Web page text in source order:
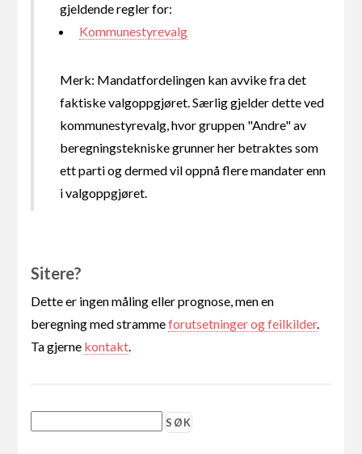
gjeldende regler for:
Kommunestyrevalg
Merk: Mandatfordelingen kan avvike fra det
faktiske valgoppgjøret. Særlig gjelder dette ved
kommunestyrevalg, hvor gruppen "Andre" av
beregningstekniske grunner her betraktes som
ett parti og dermed vil oppnå flere mandater enn
i valgoppgjøret.
Sitere?
Dette er ingen måling eller prognose, men en
beregning med strammeforutsetninger og feilkilder.
Ta gjerne kontakt.